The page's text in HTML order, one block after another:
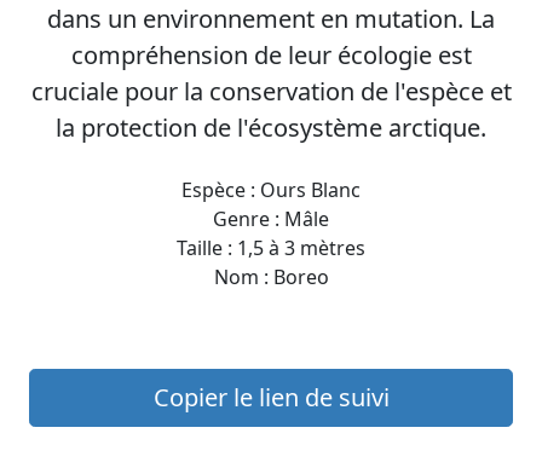
dans un environnement en mutation. La
compréhension de leur écologie est
cruciale pour la conservation de l'espèce et
la protection de l'écosystème arctique.
Espèce : Ours Blanc
Genre : Mâle
Taille : 1,5 à 3 mètres
Nom : Boreo
Copier le lien de suivi